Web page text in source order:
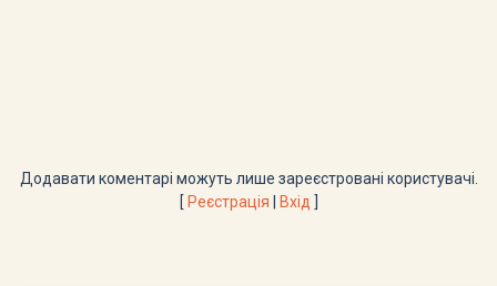
Додавати коментарі можуть лише зареєстровані користувачі.
[ Реєстрація Вхід